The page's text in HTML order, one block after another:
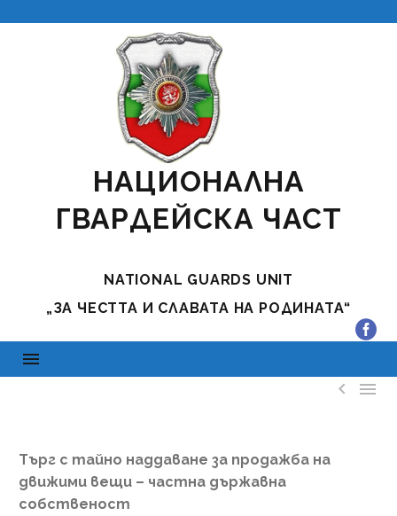
НАЦИОНАЛНА
ГВАРДЕЙСКА ЧАСТ
NATIONAL GUARDS UNIT
„ЗА ЧЕСТТА И СЛАВАТА НА РОДИНАТА“
 
Търг с тайно наддаване за продажба на
движими вещи – частна държавна
собственост